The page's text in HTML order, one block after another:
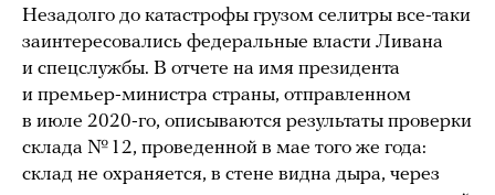
Незадолго до катастрофы грузом селитры все-таки
заинтересовались федеральные власти Ливана
и спецслужбы. В отчете на имя президента
и премьер-министра страны, отправленном
в июле 2020-го, описываются результаты проверки
склада № 12, проведенной в мае того же года:
склад не охраняется, в стене видна дыра, через